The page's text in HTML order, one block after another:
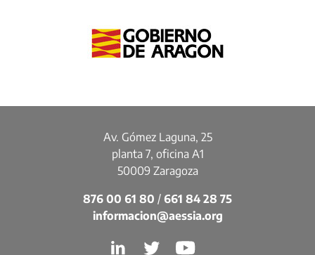
Av. Gómez Laguna, 25
planta 7, oficina A1
50009 Zaragoza
876 00 61 80 / 661 84 28 75
informacion@aessia.org